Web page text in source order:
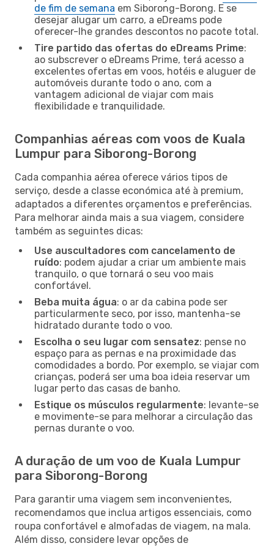
de fim de semana em Siborong-Borong. E se
desejar alugar um carro, a eDreams pode
oferecer-lhe grandes descontos no pacote total.
Tire partido das ofertas do eDreams Prime:
ao subscrever o eDreams Prime, terá acesso a
excelentes ofertas em voos, hotéis e aluguer de
automóveis durante todo o ano, com a
vantagem adicional de viajar com mais
flexibilidade e tranquilidade.
Companhias aéreas com voos de Kuala
Lumpur para Siborong-Borong
Cada companhia aérea oferece vários tipos de
serviço, desde a classe económica até à premium,
adaptados a diferentes orçamentos e preferências.
Para melhorar ainda mais a sua viagem, considere
também as seguintes dicas:
Use auscultadores com cancelamento de
ruído: podem ajudar a criar um ambiente mais
tranquilo, o que tornará o seu voo mais
confortável.
Beba muita água: o ar da cabina pode ser
particularmente seco, por isso, mantenha-se
hidratado durante todo o voo.
Escolha o seu lugar com sensatez: pense no
espaço para as pernas e na proximidade das
comodidades a bordo. Por exemplo, se viajar com
crianças, poderá ser uma boa ideia reservar um
lugar perto das casas de banho.
Estique os músculos regularmente: levante-se
e movimente-se para melhorar a circulação das
pernas durante o voo.
A duração de um voo de Kuala Lumpur
para Siborong-Borong
Para garantir uma viagem sem inconvenientes,
recomendamos que inclua artigos essenciais, como
roupa confortável e almofadas de viagem, na mala.
Além disso, considere levar opções de